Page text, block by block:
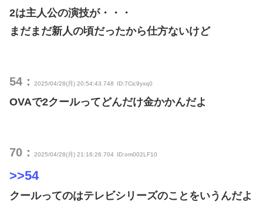
2は主人公の演技が・・・
まだまだ新人の頃だったから仕方ないけど
54： 2025/04/28(月) 20:54:43.748 ID:7Cic9yxq0
OVAで2クールってどんだけ金かかんだよ
70： 2025/04/28(月) 21:16:26.704 ID:om002LF10
>>54
クールってのはテレビシリーズのことをいうんだよ